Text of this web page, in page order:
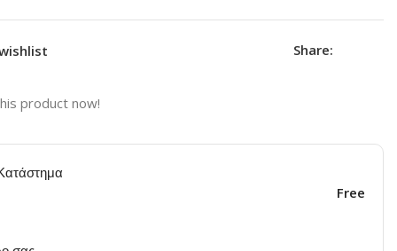
Share:
product now!
Free